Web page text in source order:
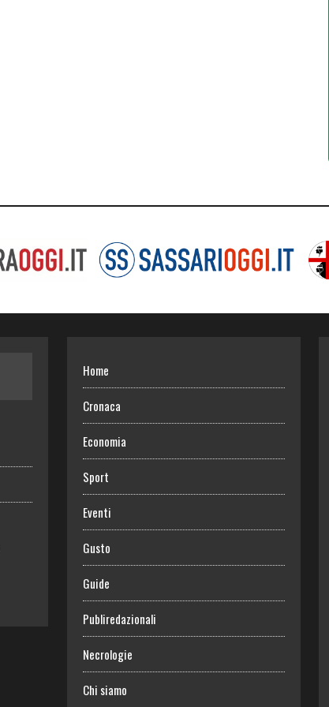
Home
Cronaca
Economia
Sport
Eventi
Gusto
Guide
Publiredazionali
Necrologie
Chi siamo